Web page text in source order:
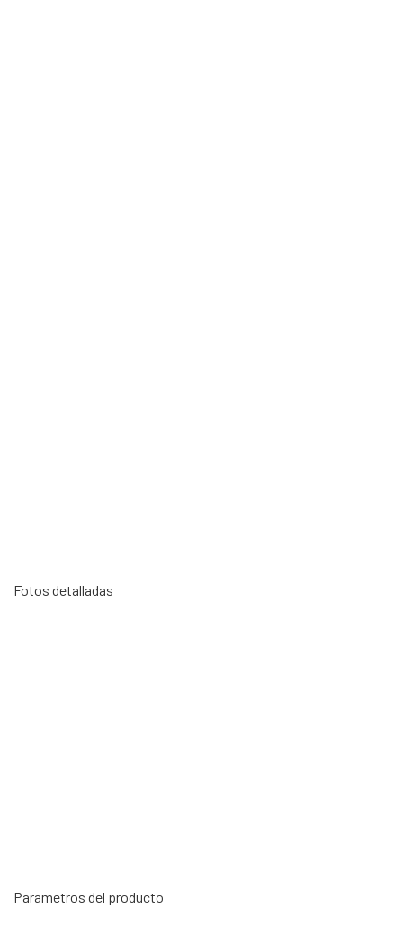
Fotos detalladas
Parametros del producto